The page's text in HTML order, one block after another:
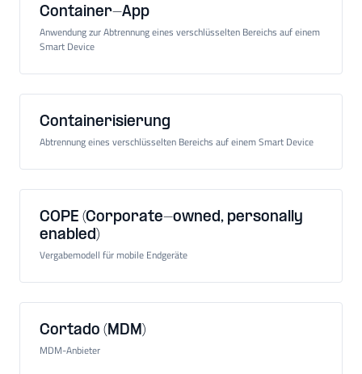
Container-App
Anwendung zur Abtrennung eines verschlüsselten Bereichs auf einem
Smart Device
Containerisierung
Abtrennung eines verschlüsselten Bereichs auf einem Smart Device
COPE (Corporate-owned, personally
enabled)
Vergabemodell für mobile Endgeräte
Cortado (MDM)
MDM-Anbieter